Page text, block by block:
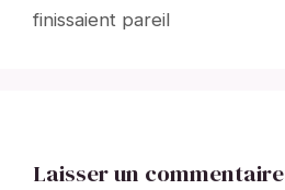
finissaient pareil
Laisser un commentaire